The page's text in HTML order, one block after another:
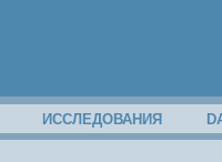
ИССЛЕДОВАНИЯ